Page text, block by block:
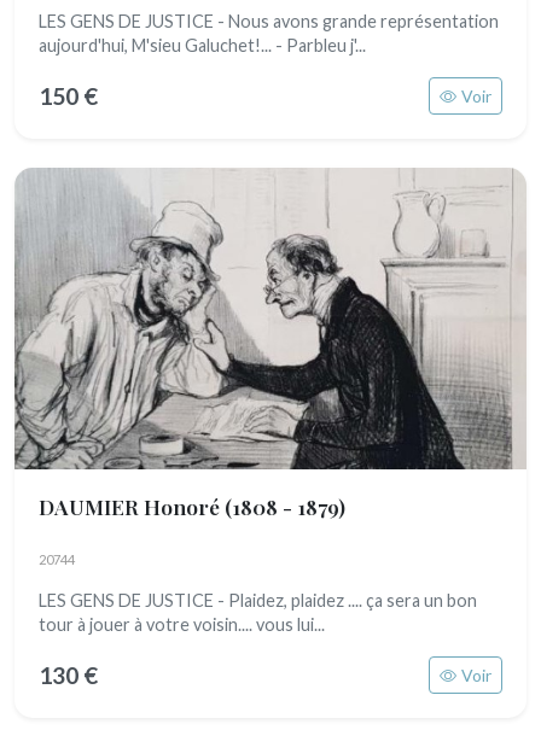
LES GENS DE JUSTICE - Nous avons grande représentation
aujourd'hui, M'sieu Galuchet!... - Parbleu j'...
150 € Voir
DAUMIER Honoré (1808 - 1879)
20744
LES GENS DE JUSTICE - Plaidez, plaidez .... ça sera un bon
tour à jouer à votre voisin.... vous lui...
130 € Voir